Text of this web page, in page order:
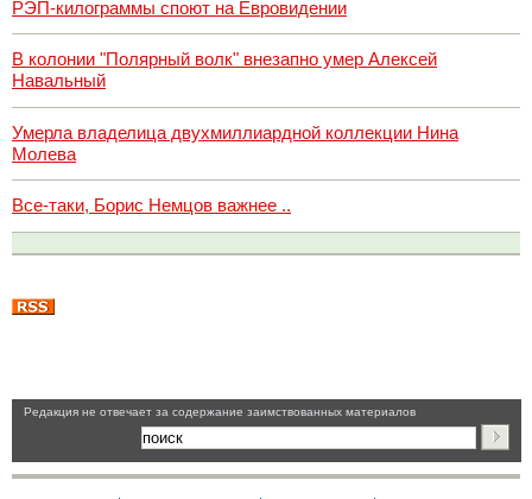
РЭП-килограммы споют на Евровидении
В колонии "Полярный волк" внезапно умер Алексей
Навальный
Умерла владелица двухмиллиардной коллекции Нина
Молева
Все-таки, Борис Немцов важнее ..
Pедакция не отвечает за содержание заимствованных материалов